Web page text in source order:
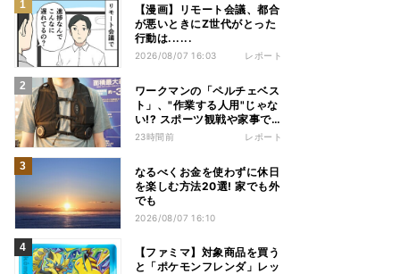
【漫画】リモート会議、都合
が悪いときにZ世代がとった
行動は......
2026/08/07 16:03 レポート
ワークマンの「ペルチェベス
ト」、"作業する人用"じゃな
い!? スポーツ観戦や家事で
の熱中症&冷え対策に――話
23時間前 レポート
なるべくお金を使わずに休日
を楽しむ方法20選! 家でも外
でも
2026/08/07 16:10
【ファミマ】対象商品を買う
と「ポケモンフレンダ」レッ